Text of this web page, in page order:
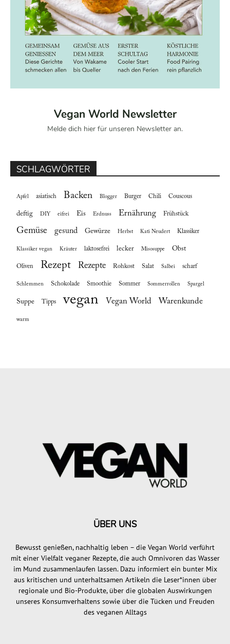
Vegan World Newsletter
Melde dich hier für unseren Newsletter an.
SCHLAGWÖRTER
Apfel asiatisch Backen Blogger Burger Chili Couscous
deftig DIY eifrei Eis Erdnuss Ernährung Frühstück
Gemüse gesund Gewürze Herbst Kati Neudert Klassiker
Klassiker vegan Kräuter laktosefrei lecker Misosuppe Obst
Oliven Rezept Rezepte Rohkost Salat Salbei scharf
Schlemmen Schokolade Smoothie Sommer Sommerrollen Spargel
Suppe Tipps vegan Vegan World Warenkunde
warm
ÜBER UNS
Bewusst genießen, nachhaltig leben – die Vegan World verführt
mit einer Vielfalt veganer Rezepte, die auch Omnivoren das Wasser
im Mund zusammenlaufen lassen. Dazu informiert ein bunter Mix
aus kritischen und unterhaltsamen Artikeln die Leser*innen über
regionale und Bio-Produkte, über die globalen Auswirkungen
unseres Konsumverhaltens sowie über die Tücken und Freuden
des veganen Alltags